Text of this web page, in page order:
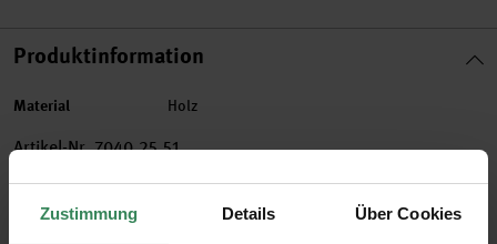
Zustimmung Details Über Cookies
Produktinformation
Material Holz
Artikel-Nr.7040.25.51